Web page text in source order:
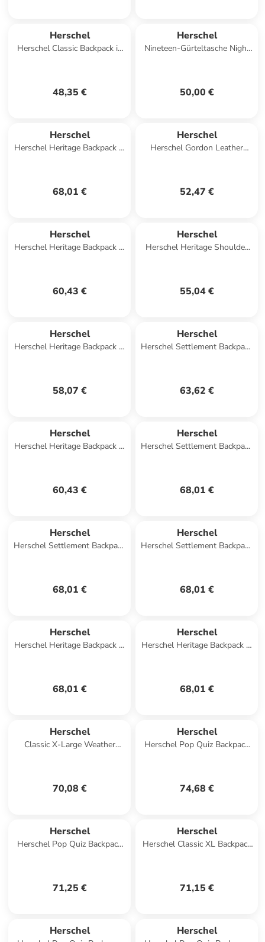
Herschel
Herschel Classic Backpack in
48,35 €
Herschel
Nineteen-Gürteltasche Night
50,00 €
Herschel
Herschel Heritage Backpack in
68,01 €
Herschel
Herschel Gordon Leather
52,47 €
Herschel
Herschel Heritage Backpack in
60,43 €
Herschel
Herschel Heritage Shoulder
55,04 €
Herschel
Herschel Heritage Backpack in
58,07 €
Herschel
Herschel Settlement Backpack
63,62 €
Herschel
Herschel Heritage Backpack in
60,43 €
Herschel
Herschel Settlement Backpack
68,01 €
Herschel
Herschel Settlement Backpack
68,01 €
Herschel
Herschel Settlement Backpack
68,01 €
Herschel
Herschel Heritage Backpack in
68,01 €
Herschel
Herschel Heritage Backpack in
68,01 €
Herschel
Classic X-Large Weather
70,08 €
Herschel
Herschel Pop Quiz Backpack
74,68 €
Herschel
Herschel Pop Quiz Backpack
71,25 €
Herschel
Herschel Classic XL Backpack
71,15 €
Herschel Herschel